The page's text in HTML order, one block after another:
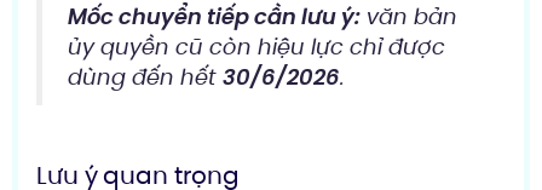
Mốc chuyển tiếp cần lưu ý:văn bản
ủy quyền cũ còn hiệu lực chỉ được
dùng đến hết 30/6/2026.
Lưu ý quan trọng